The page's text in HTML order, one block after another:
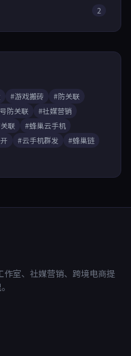
2
#游戏搬砖
#防关联
防关联
#社媒营销
联
#蜂巢云手机
#云手机群发
#蜂巢链
室、社媒营销、跨境电商提